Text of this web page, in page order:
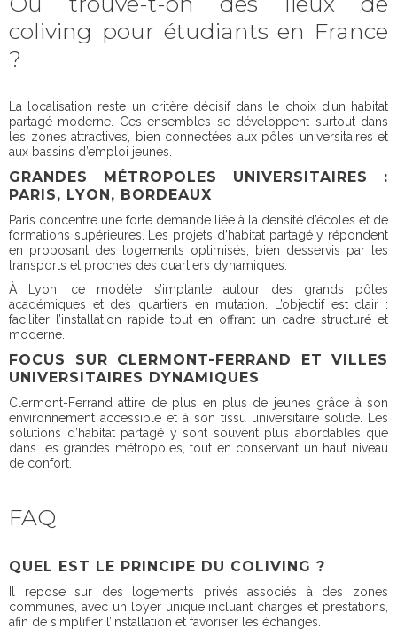
coliving pour étudiants en France
?
La localisation reste un critère décisif dans le choix d’un habitat
partagé moderne. Ces ensembles se développent surtout dans
les zones attractives, bien connectées aux pôles universitaires et
aux bassins d’emploi jeunes.
GRANDES MÉTROPOLES UNIVERSITAIRES :
PARIS, LYON, BORDEAUX
Paris concentre une forte demande liée à la densité d’écoles et de
formations supérieures. Les projets d’habitat partagé y répondent
en proposant des logements optimisés, bien desservis par les
transports et proches des quartiers dynamiques.
À Lyon, ce modèle s’implante autour des grands pôles
académiques et des quartiers en mutation. L’objectif est clair :
faciliter l’installation rapide tout en offrant un cadre structuré et
moderne.
FOCUS SUR CLERMONT-FERRAND ET VILLES
UNIVERSITAIRES DYNAMIQUES
Clermont-Ferrand attire de plus en plus de jeunes grâce à son
environnement accessible et à son tissu universitaire solide. Les
solutions d’habitat partagé y sont souvent plus abordables que
dans les grandes métropoles, tout en conservant un haut niveau
de confort.
FAQ
QUEL EST LE PRINCIPE DU COLIVING ?
Il repose sur des logements privés associés à des zones
communes, avec un loyer unique incluant charges et prestations,
afin de simplifier l’installation et favoriser les échanges.